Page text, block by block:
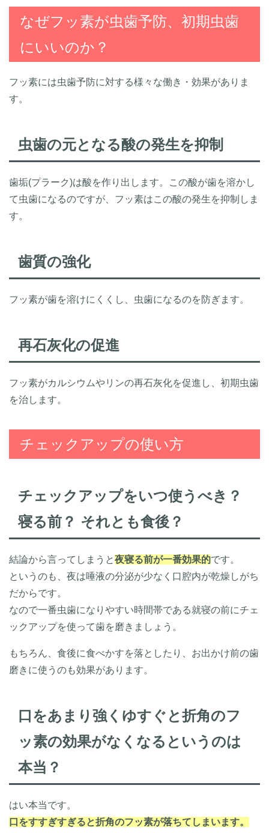
なぜフッ素が虫歯予防、初期虫歯
にいいのか？
フッ素には虫歯予防に対する様々な働き・効果がありま
す。
虫歯の元となる酸の発生を抑制
歯垢(プラーク)は酸を作り出します。この酸が歯を溶かし
て虫歯になるのですが、フッ素はこの酸の発生を抑制しま
す。
歯質の強化
フッ素が歯を溶けにくくし、虫歯になるのを防ぎます。
再石灰化の促進
フッ素がカルシウムやリンの再石灰化を促進し、初期虫歯
を治します。
チェックアップの使い方
チェックアップをいつ使うべき？
寝る前？ それとも食後？
結論から言ってしまうと夜寝る前が一番効果的です。
というのも、夜は唾液の分泌が少なく口腔内が乾燥しがち
だからです。
なので一番虫歯になりやすい時間帯である就寝の前にチェ
ックアップを使って歯を磨きましょう。
もちろん、食後に食べかすを落としたり、お出かけ前の歯
磨きに使うのも効果があります。
口をあまり強くゆすぐと折角のフ
ッ素の効果がなくなるというのは
本当？
はい本当です。
口をすすぎすぎると折角のフッ素が落ちてしまいます。